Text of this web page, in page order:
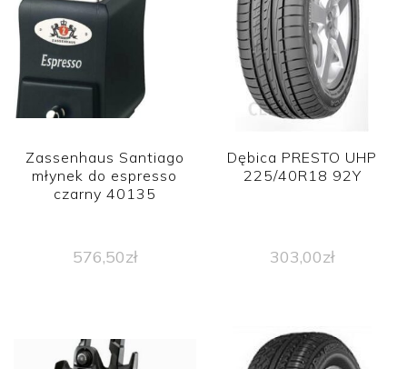
Zassenhaus Santiago
młynek do espresso
czarny 40135
576,50zł
Dębica PRESTO UHP
225/40R18 92Y
303,00zł